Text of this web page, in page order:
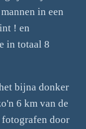
in een
! en
in totaal 8
bijna donker
6 km van de
fotografen door